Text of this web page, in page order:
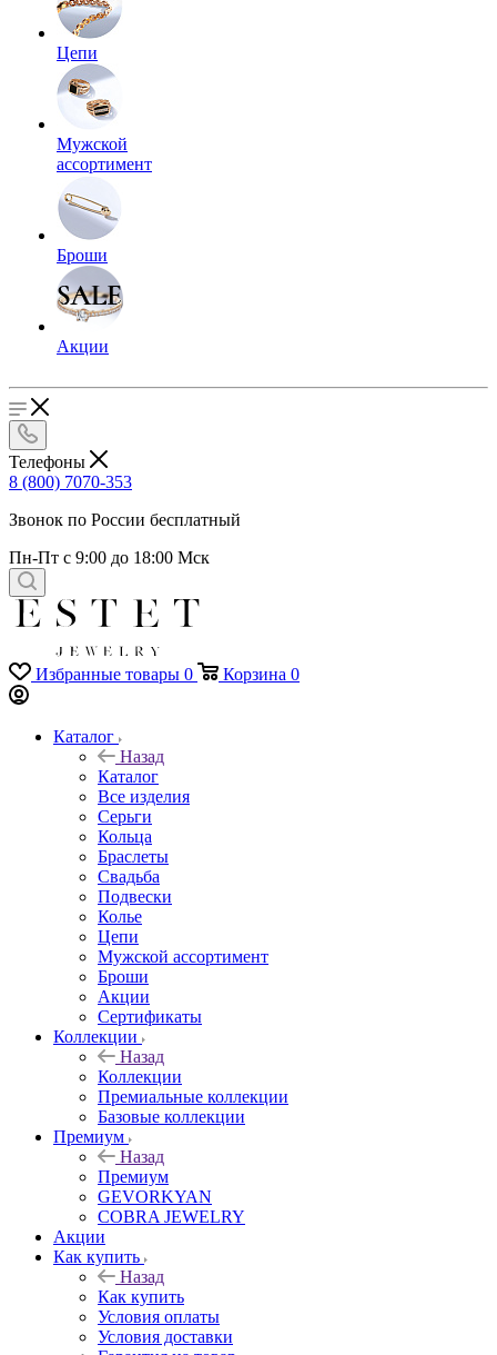
Цепи
Мужской
ассортимент
Броши
Акции
Телефоны
8 (800) 7070-353
Звонок по России бесплатный
Пн-Пт с 9:00 до 18:00 Мск
Избранные товары 0 Корзина 0
Каталог
Назад
Каталог
Все изделия
Серьги
Кольца
Браслеты
Свадьба
Подвески
Колье
Цепи
Мужской ассортимент
Броши
Акции
Сертификаты
Коллекции
Назад
Коллекции
Премиальные коллекции
Базовые коллекции
Премиум
Назад
Премиум
GEVORKYAN
COBRA JEWELRY
Акции
Как купить
Назад
Как купить
Условия оплаты
Условия доставки